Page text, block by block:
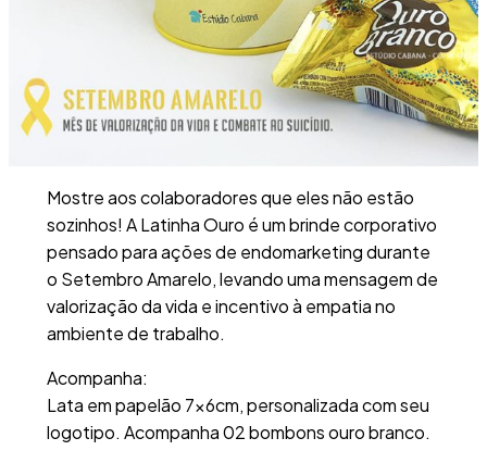
Mostre aos colaboradores que eles não estão
sozinhos! A Latinha Ouro é um brinde corporativo
pensado para ações de endomarketing durante
o Setembro Amarelo, levando uma mensagem de
valorização da vida e incentivo à empatia no
ambiente de trabalho.
Acompanha:
Lata em papelão 7x6cm, personalizada com seu
logotipo. Acompanha 02 bombons ouro branco.